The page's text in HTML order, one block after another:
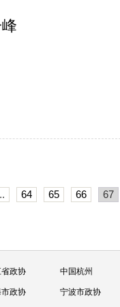
64 65 66 67
政协 中国杭州
政协 宁波市政协